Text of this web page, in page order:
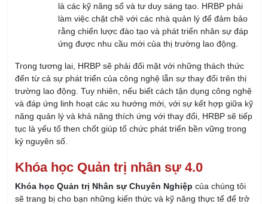
là các kỹ năng số và tư duy sáng tạo. HRBP phải
làm việc chặt chẽ với các nhà quản lý để đảm bảo
rằng chiến lược đào tạo và phát triển nhân sự đáp
ứng được nhu cầu mới của thị trường lao động.
Trong tương lai, HRBP sẽ phải đối mặt với những thách thức
đến từ cả sự phát triển của công nghệ lẫn sự thay đổi trên thị
trường lao động. Tuy nhiên, nếu biết cách tận dụng công nghệ
và đáp ứng linh hoạt các xu hướng mới, với sự kết hợp giữa kỹ
năng quản lý và khả năng thích ứng với thay đổi, HRBP sẽ tiếp
tục là yếu tố then chốt giúp tổ chức phát triển bền vững trong
kỷ nguyên số.
Khóa học Quản trị nhân sự 4.0
Khóa học Quản trị Nhân sự Chuyên Nghiệp của chúng tôi
sẽ trang bị cho bạn những kiến thức và kỹ năng thực tế để trở